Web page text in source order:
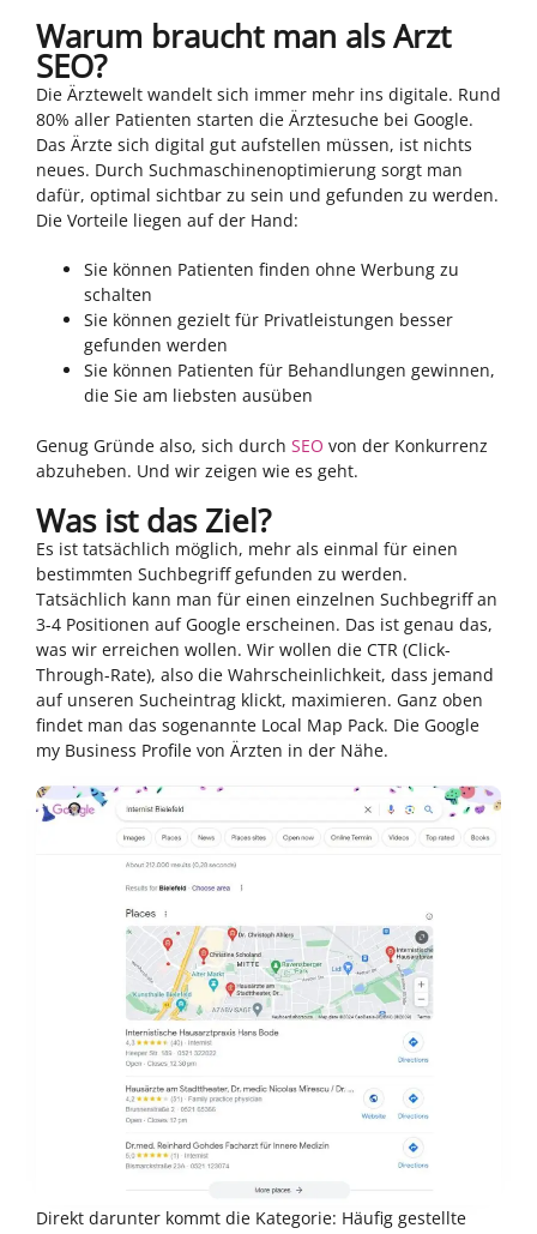
Warum braucht man als Arzt
SEO?
Die Ärztewelt wandelt sich immer mehr ins digitale. Rund
80% aller Patienten starten die Ärztesuche bei Google.
Das Ärzte sich digital gut aufstellen müssen, ist nichts
neues. Durch Suchmaschinenoptimierung sorgt man
dafür, optimal sichtbar zu sein und gefunden zu werden.
Die Vorteile liegen auf der Hand:
Sie können Patienten finden ohne Werbung zu
schalten
Sie können gezielt für Privatleistungen besser
gefunden werden
Sie können Patienten für Behandlungen gewinnen,
die Sie am liebsten ausüben
Genug Gründe also, sich durch SEO von der Konkurrenz
abzuheben. Und wir zeigen wie es geht.
Was ist das Ziel?
Es ist tatsächlich möglich, mehr als einmal für einen
bestimmten Suchbegriff gefunden zu werden.
Tatsächlich kann man für einen einzelnen Suchbegriff an
3-4 Positionen auf Google erscheinen. Das ist genau das,
was wir erreichen wollen. Wir wollen die CTR (Click-
Through-Rate), also die Wahrscheinlichkeit, dass jemand
auf unseren Sucheintrag klickt, maximieren. Ganz oben
findet man das sogenannte Local Map Pack. Die Google
my Business Profile von Ärzten in der Nähe.
Direkt darunter kommt die Kategorie: Häufig gestellte